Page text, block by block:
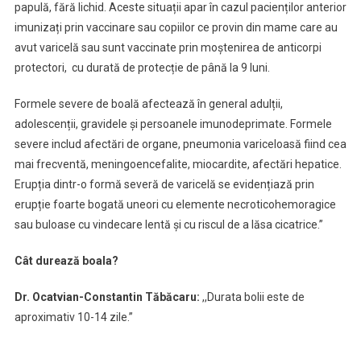
papulă, fără lichid. Aceste situații apar în cazul pacienților anterior
imunizați prin vaccinare sau copiilor ce provin din mame care au
avut varicelă sau sunt vaccinate prin moștenirea de anticorpi
protectori, cu durată de protecție de până la 9 luni.
Formele severe de boală afectează în general adulții,
adolescenții, gravidele și persoanele imunodeprimate. Formele
severe includ afectări de organe, pneumonia variceloasă fiind cea
mai frecventă, meningoencefalite, miocardite, afectări hepatice.
Erupția dintr-o formă severă de varicelă se evidențiază prin
erupție foarte bogată uneori cu elemente necroticohemoragice
sau buloase cu vindecare lentă și cu riscul de a lăsa cicatrice.”
Cât durează boala?
Dr. Ocatvian-Constantin Tăbăcaru: ,,Durata bolii este de
aproximativ 10-14 zile.”